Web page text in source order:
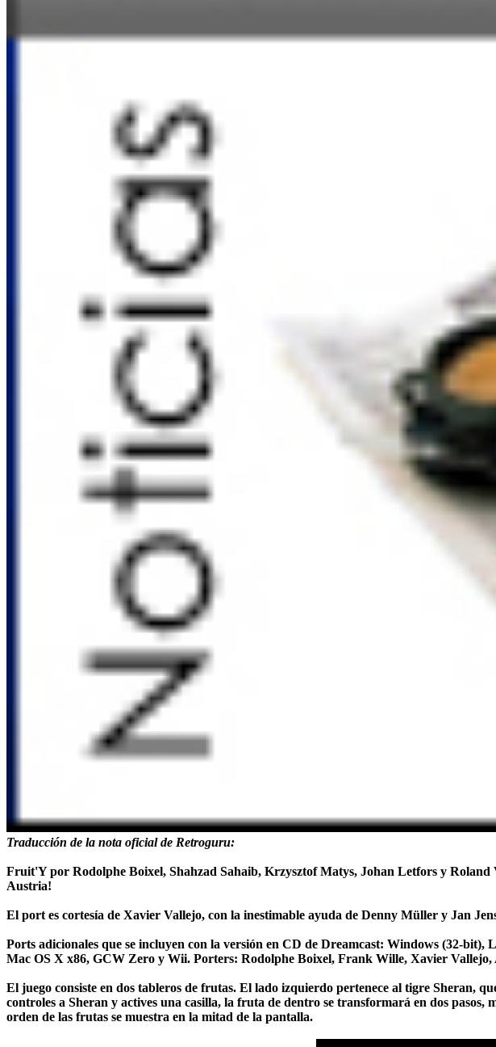
Traducción de la nota oficial de Retroguru:
Fruit'Y por Rodolphe Boixel, Shahzad Sahaib, Krzysztof Matys, Johan Letfors y
Austria!
‪El port es cortesía de Xavier Vallejo, con la inestimable ayuda de Denny Müller y Jan
Ports adicionales que se incluyen con la versión en CD de Dreamcast: Windows (32-
Mac OS X x86, GCW Zero y Wii. Porters: Rodolphe Boixel, Frank Wille, Xavier
El juego consiste en dos tableros de frutas. El lado izquierdo pertenece al tigre Sheran,
controles a Sheran y actives una casilla, la fruta de dentro se transformará en dos
orden de las frutas se muestra en la mitad de la pantalla.